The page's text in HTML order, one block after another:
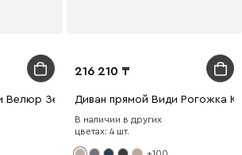
Велюр Зеленый
216 210
Диван прямой Види Рогожка
В наличии в других
цветах: 4 шт.